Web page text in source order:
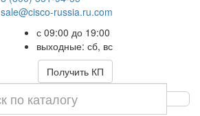
sale@cisco-russia.ru.com
с 09:00 до 19:00
выходные: сб, вс
Получить КП